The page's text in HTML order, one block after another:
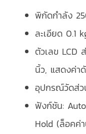
พิกัดกำลัง
ละเอียด 0.1
ตัวเลข LCD
นิ้ว, แสดงค่า
อุปกรณ์วัดส่
ฟังก์ชัน:
Hold (ล็อคค่